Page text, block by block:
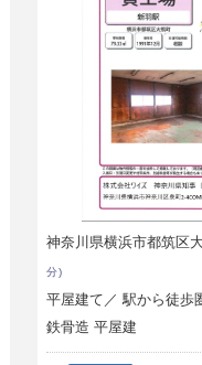
神奈川県横浜市都筑区
分)
平屋建て／ 駅から徒
鉄骨造 平屋建